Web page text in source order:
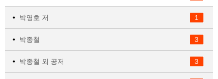
1
박영호 저
3
박종철
3
박종철 외 공저